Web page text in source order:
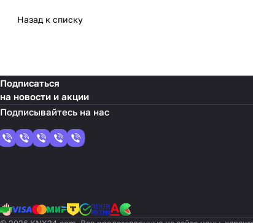
Назад к списку
Подписаться
на новости и акции